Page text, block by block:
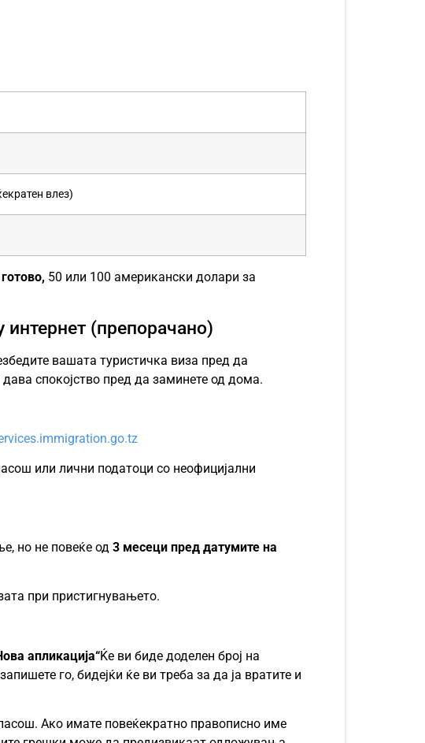
влез)
50 или 100 американски долари за
интернет (препорачано)
вашата туристичка виза пред да
спокојство пред да заминете од дома.
или лични податоци со неофицијални
но не повеќе од 3 месеци пред датумите на
при пристигнувањето.
апликација“Ќе ви биде доделен број на
го, бидејќи ќе ви треба за да ја вратите и
Ако имате повеќекратно правописно име